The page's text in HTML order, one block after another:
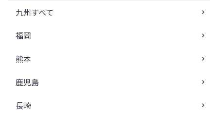
九州すべて
福岡
熊本
鹿児島
長崎